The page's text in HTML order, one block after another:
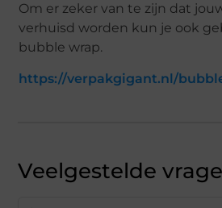
Om er zeker van te zijn dat
verhuisd worden kun je ook
bubble wrap.
https://verpakgigant.nl/
Veelgestelde